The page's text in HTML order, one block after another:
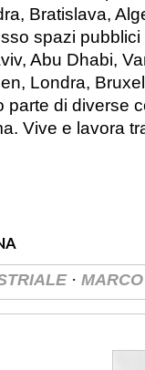
Bratislava,
spazi
Abu Dhabi,
Londra,
di diverse
Vive e lavora
·